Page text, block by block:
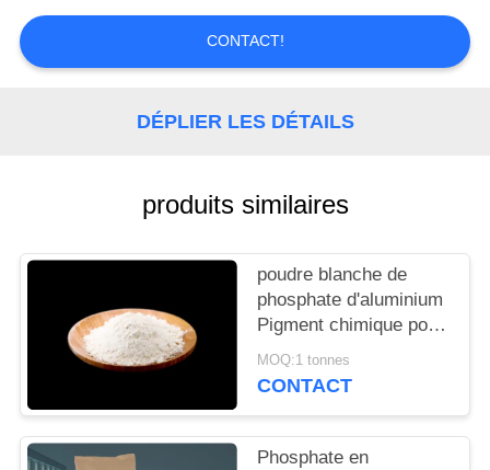
LA
QUALITÉ
DEMANDEZ
UN
PLAN
DU
SITE
CONTACT!
DÉPLIER LES DÉTAILS
produits similaires
poudre blanche de
phosphate d'aluminium
Pigment chimique pour
la passivation et la
formation complexe de
MOQ:1 tonnes
CONTACT
Phosphate en